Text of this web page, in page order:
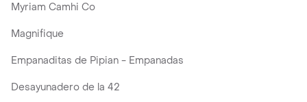
Myriam Camhi Co
Magnifique
Empanaditas de Pipian - Empanadas
Desayunadero de la 42